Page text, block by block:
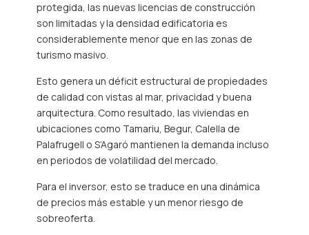
protegida, las nuevas licencias de construcción
son limitadas y la densidad edificatoria es
considerablemente menor que en las zonas de
turismo masivo.
Esto genera un déficit estructural de propiedades
de calidad con vistas al mar, privacidad y buena
arquitectura. Como resultado, las viviendas en
ubicaciones como Tamariu, Begur, Calella de
Palafrugell o S’Agaró mantienen la demanda incluso
en periodos de volatilidad del mercado.
Para el inversor, esto se traduce en una dinámica
de precios más estable y un menor riesgo de
sobreoferta.